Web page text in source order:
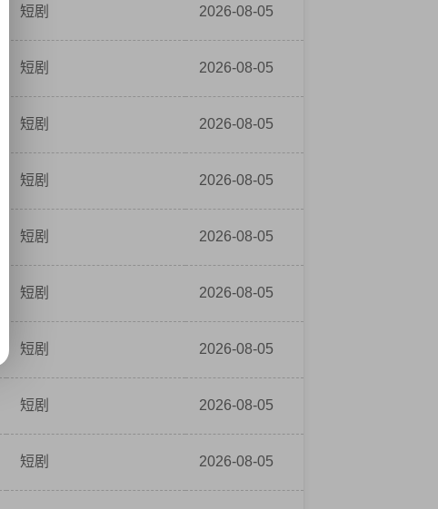
短剧 2026-08-05
短剧 2026-08-05
短剧 2026-08-05
短剧 2026-08-05
短剧 2026-08-05
短剧 2026-08-05
短剧 2026-08-05
短剧 2026-08-05
短剧 2026-08-05